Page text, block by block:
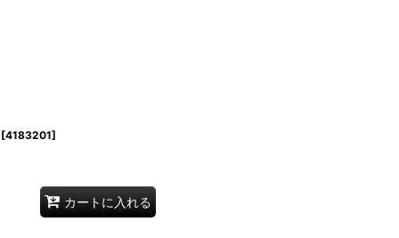
[4183201]
カートに入れる